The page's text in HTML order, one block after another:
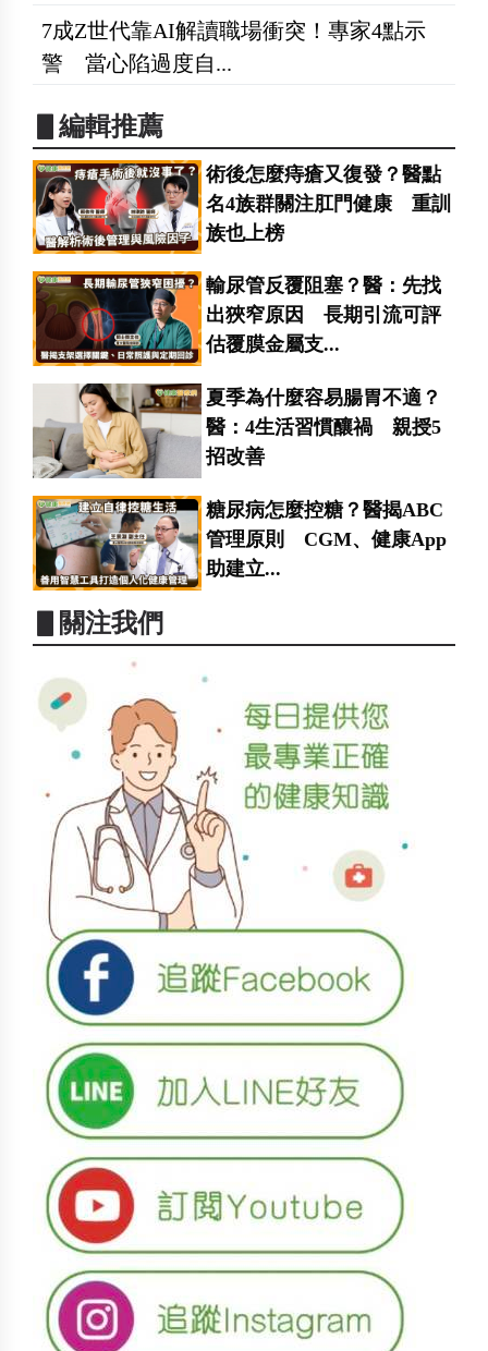
7成Z世代靠AI解讀職場衝突！專家4點示
警 當心陷過度自...
▋編輯推薦
術後怎麼痔瘡又復發？醫點
名4族群關注肛門健康 重訓
族也上榜
輸尿管反覆阻塞？醫：先找
出狹窄原因 長期引流可評
估覆膜金屬支...
夏季為什麼容易腸胃不適？
醫：4生活習慣釀禍 親授5
招改善
糖尿病怎麼控糖？醫揭ABC
管理原則 CGM、健康App
助建立...
▋關注我們